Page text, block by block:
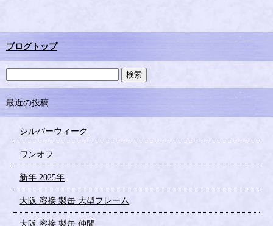
ブログトップ
最近の投稿
シルバーウィーク
ワンオフ
新年 2025年
大阪 溶接 製缶 大型フレーム
大阪 溶接 製缶 仲間